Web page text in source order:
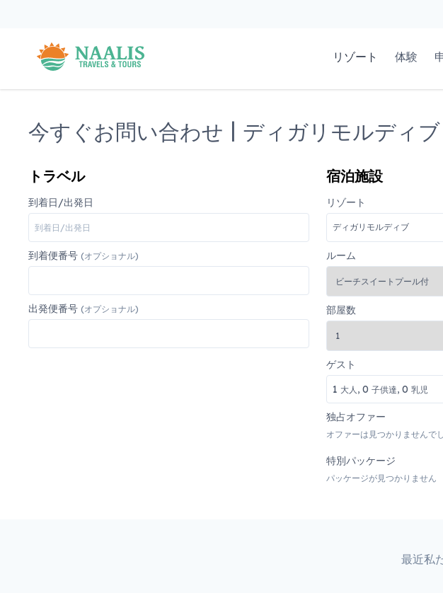
リゾート 体験
今すぐお問い合わせ | ディガリモルディ
トラベル
到着日/出発日
到着便番号 (オプショナル)
出発便番号 (オプショナル)
宿泊施設
リゾート
ルーム
部屋数
ゲスト
1 大人, 0 子供達, 0 乳児
独占オファー
オファーは見つかりませんで
特別パッケージ
パッケージが見つかりません
最近私